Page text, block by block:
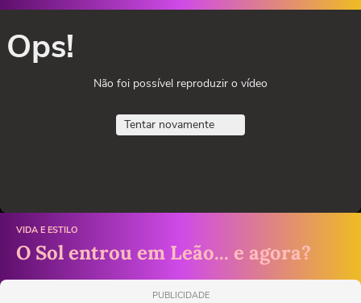
Ops!
Não foi possível reproduzir o vídeo
Tentar novamente
VIDA E ESTILO
O Sol entrou em Leão... e agora?
PUBLICIDADE